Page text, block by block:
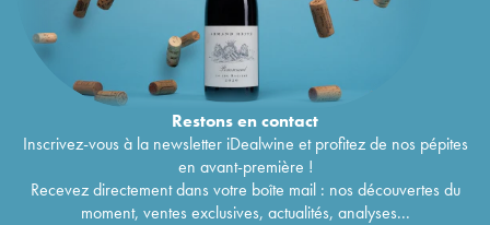
Restons encontact
Inscrivez-vous à la newsletter iDealwine et profitez de nos pépites
en avant-première !
Recevez directement dans votre boîte mail : nos découvertes du
moment, ventes exclusives, actualités, analyses...